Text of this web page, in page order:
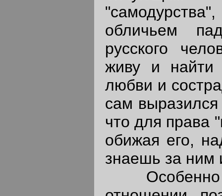
обличьем
русского
живу и
любви и
сам
что для права
обижая его,
знаешь за ним
Особенно